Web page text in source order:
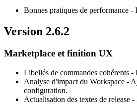
Bonnes pratiques de performance -
Version 2.6.2
Marketplace et finition UX
Libellés de commandes cohérents -
Analyse d'impact du Workspace -
configuration.
Actualisation des textes de release -